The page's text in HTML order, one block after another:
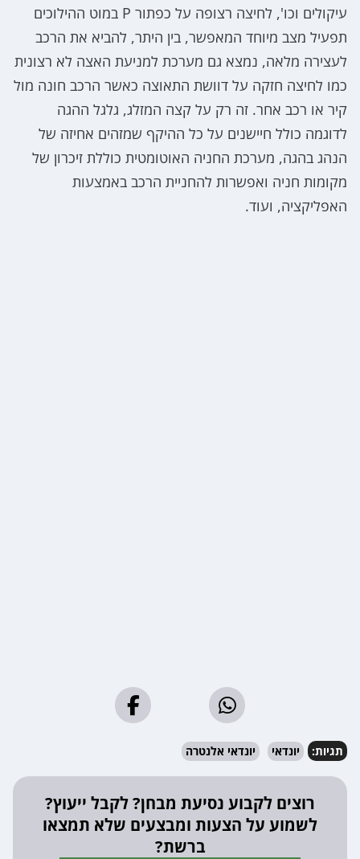
עיקולים וכו', לחיצה רצופה על כפתור P במוט ההילוכים
תפעיל מצב מיוחד המאפשר, בין היתר, להביא את הרכב
לעצירה מלאה, נמצא גם מערכת למניעת האצה לא רצונית
כמו לחיצה חזקה על דוושת התאוצה כאשר הרכב חונה מול
קיר או רכב אחר. זה רק על קצה המזלג, גלגל ההגה
לדוגמה כולל חיישנים על כל ההיקף שמזהים אחיזה של
הנהג בהגה, מערכת החניה האוטומטית כוללת זיכרון של
מקומות חניה ואפשרות להחניית הרכב באמצעות
האפליקציה, ועוד.
תגיות: יונדאי יונדאי אלנטרה
רוצים לקבוע נסיעת מבחן? לקבל ייעוץ?
לשמוע על הצעות ומבצעים שלא תמצאו
ברשת?